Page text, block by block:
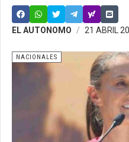
EL AUTONOMO 21 ABRIL
NACIONALES